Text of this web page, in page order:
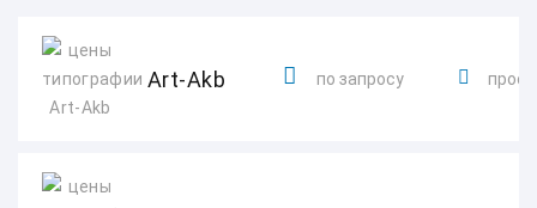
Art-Akb по запросу